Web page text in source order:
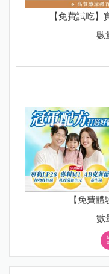
【免費試吃
數
【免費
數